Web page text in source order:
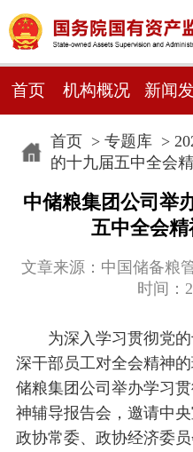
首页 机构概况 新闻
首页> 专题库>
的十九届五中全会
中储粮集团公司举
五中全会
文章来源：中国储备
时间：
为深入学习贯彻党
深干部员工对全会精神
储粮集团公司举办学习
神辅导报告会，邀请中
政协常委、政协经济委